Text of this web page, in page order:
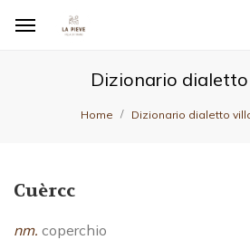
Dizionario
Home Dizionario dialetto
Cuèrcc
nm. coperchio